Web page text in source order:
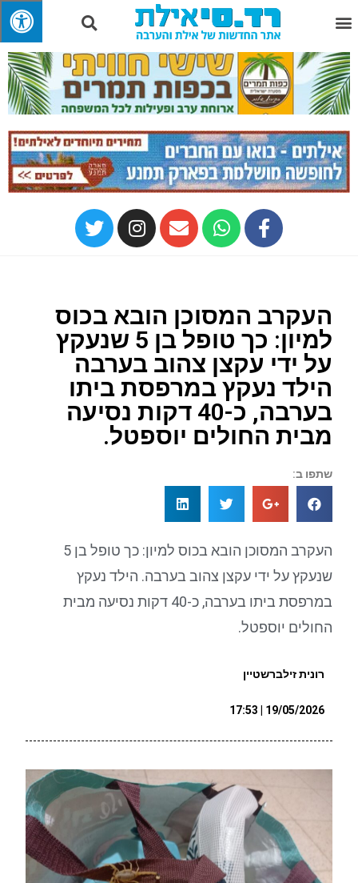
העקרב המסוכן הובא בכוס
למיון: כך טופל בן 5 שנעקץ
על ידי עקצן צהוב בערבה
הילד נעקץ במרפסת ביתו
בערבה, כ-40 דקות נסיעה
מבית החולים יוספטל.
שתפו ב:
העקרב המסוכן הובא בכוס למיון: כך טופל בן 5
שנעקץ על ידי עקצן צהוב בערבה. הילד נעקץ
במרפסת ביתו בערבה, כ-40 דקות נסיעה מבית
החולים יוספטל.
רונית זילברשטיין
19/05/2026 | 17:53